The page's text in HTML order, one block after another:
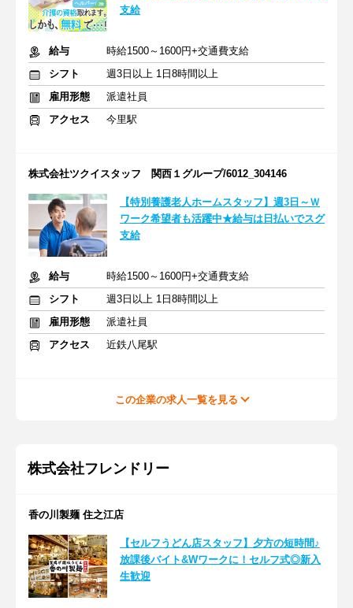
支給
給与
時給1500～1600円+交通費支給
シフト
週3日以上 1日8時間以上
雇用形態
派遣社員
アクセス
今里駅
株式会社ツクイスタッフ 関西１グループ/6012_304146
【特別養護老人ホームスタッフ】週3日～Ｗ
ワーク希望者も活躍中★給与は日払いでスグ
支給
給与
時給1500～1600円+交通費支給
シフト
週3日以上 1日8時間以上
雇用形態
派遣社員
アクセス
近鉄八尾駅
この企業の求人一覧を見る
株式会社フレンドリー
香の川製麺 住之江店
【セルフうどん店スタッフ】夕方の短時間♪
放課後バイト&Wワークに！セルフ式◎新入
生歓迎